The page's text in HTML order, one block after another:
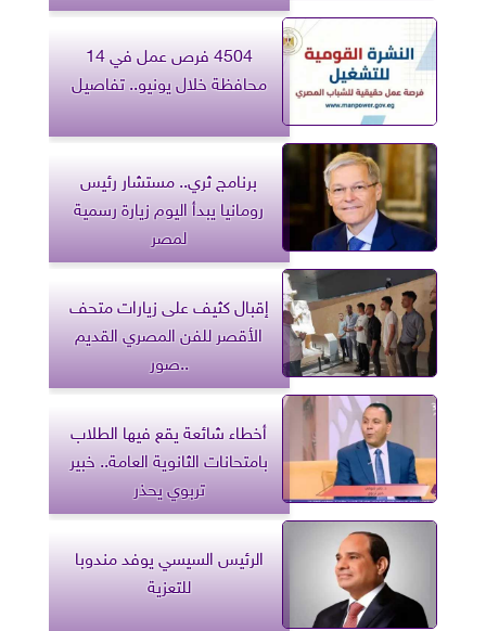
4504 فرص عمل في 14
محافظة خلال يونيو.. تفاصيل
برنامج ثري.. مستشار رئيس
رومانيا يبدأ اليوم زيارة رسمية
لمصر
إقبال كثيف على زيارات متحف
الأقصر للفن المصري القديم
..صور
أخطاء شائعة يقع فيها الطلاب
بامتحانات الثانوية العامة.. خبير
تربوي يحذر
الرئيس السيسي يوفد مندوبا
للتعزية